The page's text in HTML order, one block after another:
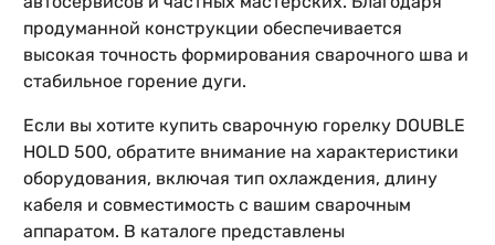
продуманной конструкции обеспечивается
высокая точность формирования сварочного шва и
стабильное горение дуги.
Если вы хотите купить сварочную горелку DOUBLE
HOLD 500, обратите внимание на характеристики
оборудования, включая тип охлаждения, длину
кабеля и совместимость с вашим сварочным
аппаратом. В каталоге представлены